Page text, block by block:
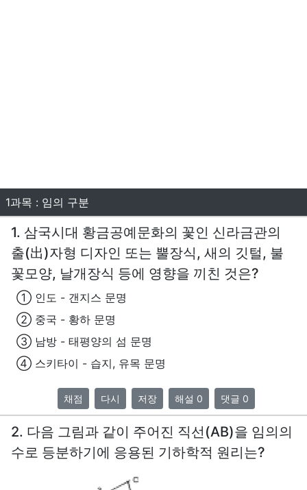
1과목 : 임의 구분
1. 삼국시대 황금공예문화의 꽃인 신라금관의
출(出)자형 디자인 또는 뿔장식, 새의 깃털, 불
꽃모양, 날개장식 등에 영향을 끼친 것은?
① 인도 - 갠지스 문명
② 중국 - 황하 문명
③ 남방 - 태평양의 섬 문명
④ 스키타이 - 습지, 유목 문명
채점 다시 저장 해설 0 댓글 0
2. 다음 그림과 같이 주어진 직선(AB)을 임의의
수로 등분하기에 응용된 기하학적 원리는?